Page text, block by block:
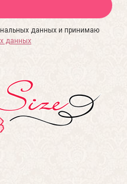
данных и принимаю
данных